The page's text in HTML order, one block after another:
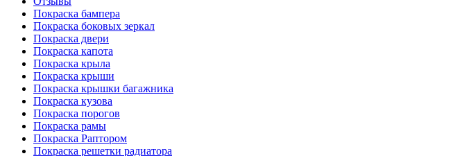
Покраска бампера
Покраска боковых зеркал
Покраска двери
Покраска капота
Покраска крыла
Покраска крыши
Покраска крышки багажника
Покраска кузова
Покраска порогов
Покраска рамы
Покраска Раптором
Покраска решетки радиатора